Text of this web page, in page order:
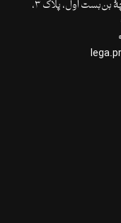
تهـران،‌ خیابان انقلاب، خیابان خارک، کوچۀ بن‌بست اول، پلاک ۳،